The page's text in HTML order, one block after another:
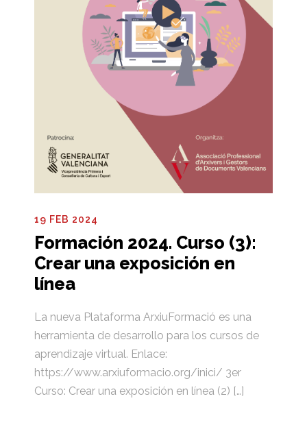
19 FEB 2024
Formación 2024. Curso (3):
Crear una exposición en
línea
La nueva Plataforma ArxiuFormació es una
herramienta de desarrollo para los cursos de
aprendizaje virtual. Enlace:
https://www.arxiuformacio.org/inici/ 3er
Curso: Crear una exposición en línea (2) […]